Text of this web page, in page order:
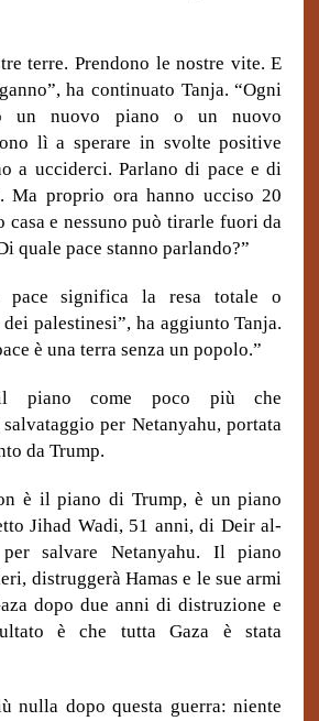
terre. Prendono le nostre vite. E
ha continuato Tanja. “Ogni
un nuovo piano o un nuovo
lì a sperare in svolte positive
a ucciderci. Parlano di pace e di
Ma proprio ora hanno ucciso 20
casa e nessuno può tirarle fuori da
quale pace stanno parlando?”
pace significa la resa totale o
palestinesi”, ha aggiunto Tanja.
è una terra senza un popolo.”
piano come poco più che
per Netanyahu, portata
da Trump.
è il piano di Trump, è un piano
Jihad Wadi, 51 anni, di Deir al-
salvare Netanyahu. Il piano
distruggerà Hamas e le sue armi
dopo due anni di distruzione e
è che tutta Gaza è stata
nulla dopo questa guerra: niente